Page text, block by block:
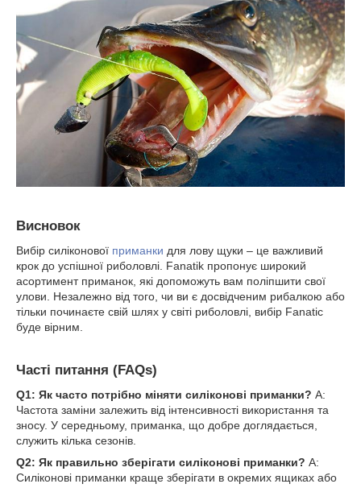
Висновок
Вибір силіконової приманки для лову щуки – це важливий
крок до успішної риболовлі. Fanatik пропонує широкий
асортимент приманок, які допоможуть вам поліпшити свої
улови. Незалежно від того, чи ви є досвідченим рибалкою або
тільки починаєте свій шлях у світі риболовлі, вибір Fanatic
буде вірним.
Часті питання (FAQs)
Q1: Як часто потрібно міняти силіконові приманки? A:
Частота заміни залежить від інтенсивності використання та
зносу. У середньому, приманка, що добре доглядається,
служить кілька сезонів.
Q2: Як правильно зберігати силіконові приманки? A:
Силіконові приманки краще зберігати в окремих ящиках або